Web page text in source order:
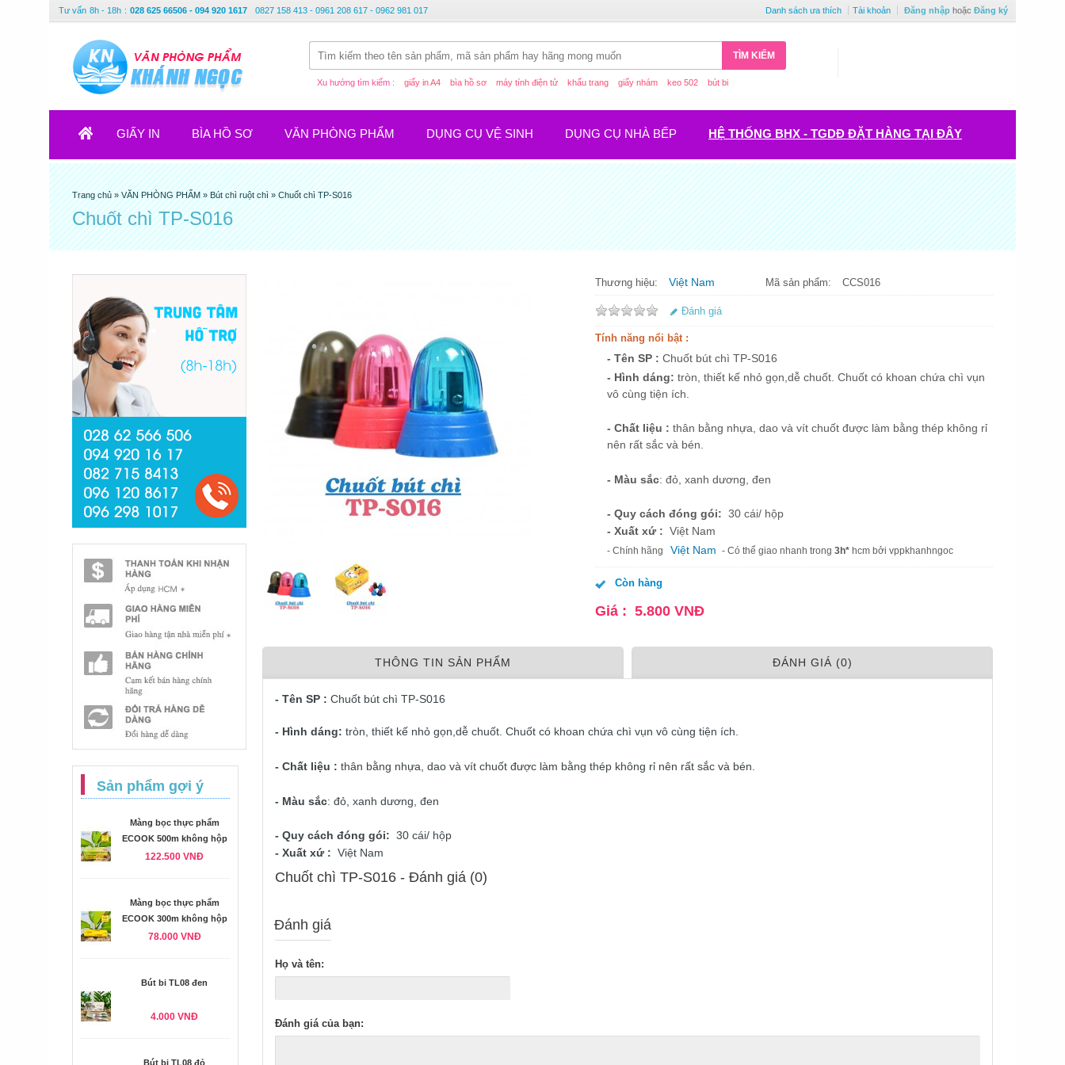
Tư vấn 8h - 18h : 028 625 66506 - 094 920 1617 0827 158 413 - 0961 208 617 - 0962 981 017 Danh sách ưa thích Tài khoản Đăng nhập hoặc Đăng ký
TÌM KIẾM
Xu hướng tìm kiếm : giấy in A4 bìa hồ sơ máy tính điện tử khẩu trang giấy nhám keo 502 bút bi
GIẤY IN BÌA HỒ SƠ VĂN PHÒNG PHẨM DỤNG CỤ VỆ SINH DỤNG CỤ NHÀ BẾP HỆ THỐNG BHX - TGDĐ ĐẶT HÀNG TẠI ĐÂY
Trang chủ»VĂN PHÒNG PHẨM »Bút chì ruột chì»Chuốt chì TP-S016
Chuốt chì TP-S016
Sản phẩm gợi ý
Màng bọc thực phẩm
ECOOK 500m không hộp
122.500 VNĐ
Màng bọc thực phẩm
ECOOK 300m không hộp
78.000 VNĐ
Bút bi TL08 đen
4.000 VNĐ
Bút bi TL08 đỏ
Thương hiệu: Việt Nam Mã sản phẩm: CCS016
Đánh giá
Tính năng nổi bật :
- Tên SP : Chuốt bút chì TP-S016
- Hình dáng: tròn, thiết kế nhỏ gọn,dễ chuốt. Chuốt có khoan chứa chì vụn
vô cùng tiện ích.
- Chất liệu : thân bằng nhựa, dao và vít chuốt được làm bằng thép không rỉ
nên rất sắc và bén.
- Màu sắc: đỏ, xanh dương, đen
- Quy cách đóng gói: 30 cái/ hộp
- Xuất xứ : Việt Nam
- Chính hãng Việt Nam - Có thể giao nhanh trong 3h* hcm bởi vppkhanhngoc
Còn hàng
Giá : 5.800 VNĐ
THÔNG TIN SẢN PHẨM ÐÁNH GIÁ (0)
- Tên SP : Chuốt bút chì TP-S016
- Hình dáng: tròn, thiết kế nhỏ gọn,dễ chuốt. Chuốt có khoan chứa chì vụn vô cùng tiện ích.
- Chất liệu : thân bằng nhựa, dao và vít chuốt được làm bằng thép không rỉ nên rất sắc và bén.
- Màu sắc: đỏ, xanh dương, đen
- Quy cách đóng gói: 30 cái/ hộp
- Xuất xứ : Việt Nam
Chuốt chì TP-S016 - Ðánh giá (0)
Đánh giá
Họ và tên:
Đánh giá của bạn: